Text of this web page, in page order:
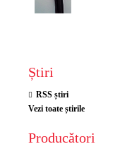
Știri
RSS știri
Vezi toate știrile
Producători